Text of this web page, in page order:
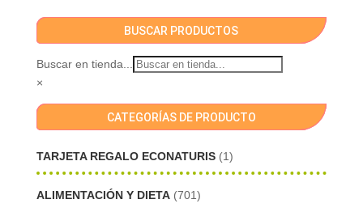
BUSCAR PRODUCTOS
Buscar en tienda...
×
CATEGORÍAS DE PRODUCTO
TARJETA REGALO ECONATURIS (1)
ALIMENTACIÓN Y DIETA (701)